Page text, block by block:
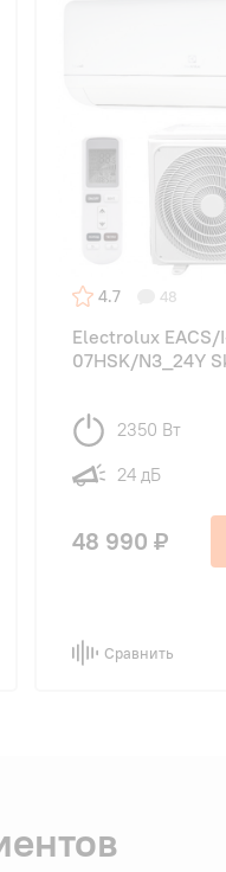
4.7 48
Electrolux EACS/
07HSK/N3_24Y
2350 Вт
24 дБ
48 990 ₽
Сравнить